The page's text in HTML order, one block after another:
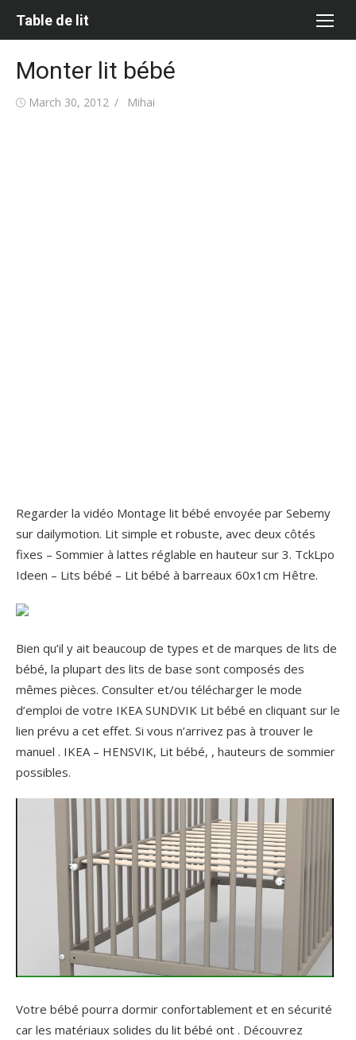
Table de lit
Monter lit bébé
Posted
March 30, 2012 Author
Mihai
Regarder la vidéo Montage lit bébé envoyée par Sebemy
sur dailymotion. Lit simple et robuste, avec deux côtés
fixes – Sommier à lattes réglable en hauteur sur 3. TckLpo
Ideen – Lits bébé – Lit bébé à barreaux 60x1cm Hêtre.
Bien qu’il y ait beaucoup de types et de marques de lits de
bébé, la plupart des lits de base sont composés des
mêmes pièces. Consulter et/ou télécharger le mode
d’emploi de votre IKEA SUNDVIK Lit bébé en cliquant sur le
lien prévu a cet effet. Si vous n’arrivez pas à trouver le
manuel . IKEA – HENSVIK, Lit bébé, , hauteurs de sommier
possibles.
Votre bébé pourra dormir confortablement et en sécurité
car les matériaux solides du lit bébé ont . Découvrez